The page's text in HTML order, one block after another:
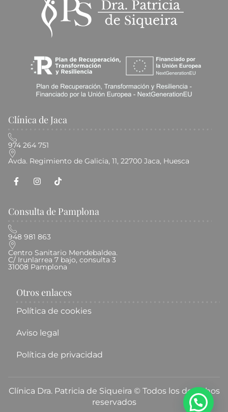
Clínica de Jaca
974 264 751
Avda. Regimiento de Galicia, 11, 22700 Jaca, Huesca
Consulta de Pamplona
948 981 863
Centro Sanitario Mendebaldea.
C/ Irunlarrea 7 bajo, consulta 3
31008 Pamplona
Otros enlaces
Política de cookies
Aviso legal
Política de privacidad
Clínica Dra. Patricia de Siqueira © Todos los derechos
reservados